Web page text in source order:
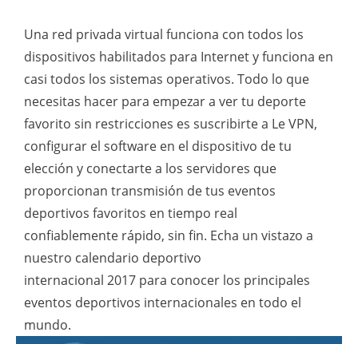
Una red privada virtual funciona con todos los
dispositivos habilitados para Internet y funciona en
casi todos los sistemas operativos. Todo lo que
necesitas hacer para empezar a ver tu deporte
favorito sin restricciones es suscribirte a Le VPN,
configurar el software en el dispositivo de tu
elección y conectarte a los servidores que
proporcionan transmisión de tus eventos
deportivos favoritos en tiempo real
confiablemente rápido, sin fin. Echa un vistazo a
nuestro calendario deportivo
internacional 2017 para conocer los principales
eventos deportivos internacionales en todo el
mundo.